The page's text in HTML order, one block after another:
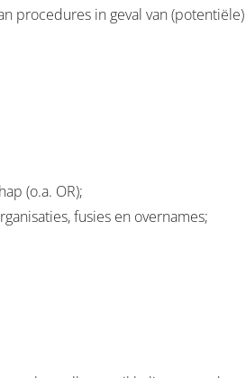
procedures in geval van
(o.a. OR);
fusies en overnames;